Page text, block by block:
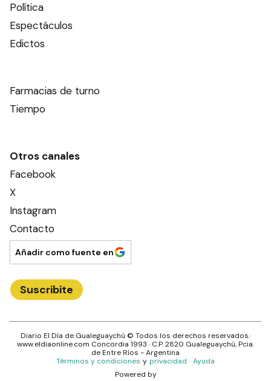
Política
Espectáculos
Edictos
Farmacias de turno
Tiempo
Otros canales
Facebook
X
Instagram
Contacto
Añadir como fuente en
Suscribite
Diario El Día de Gualeguaychú © Todos los derechos reservados.·
www.eldiaonline.com Concordia 1993 · C.P.2820 Gualeguaychú, Pcia.
deEntre Ríos - Argentina
Términos y condiciones y privacidad · Ayuda
Powered by